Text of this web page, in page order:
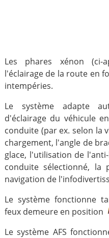
Les phares xénon (ci-
l'éclairage de la route en
intempéries.
Le système adapte
d'éclairage du véhicule
conduite (par ex. selon la
chargement, l'angle de
glace, l'utilisation de
conduite sélectionné, la
navigation de
Le système fonctionne
feux demeure en position
Le système AFS